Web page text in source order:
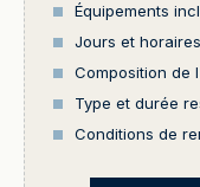
Équipements
Jours et
Composition de
Type et durée
Conditions de